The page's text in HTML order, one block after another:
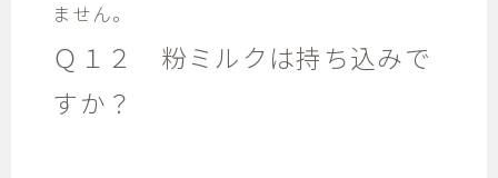
ません。
Ｑ１２ 粉ミルクは持ち込みで
すか？